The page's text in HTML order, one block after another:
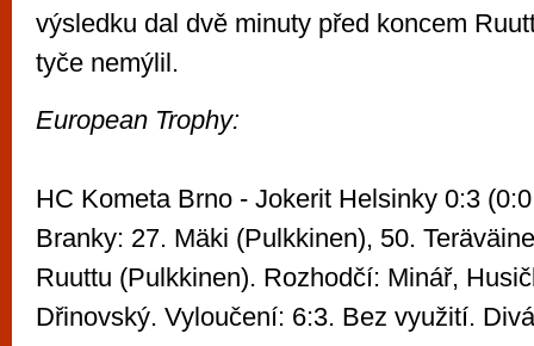
výsledku dal dvě minuty před koncem
tyče nemýlil.
European Trophy:
HC Kometa Brno - Jokerit Helsinky 0:3
Branky: 27. Mäki (Pulkkinen), 50.
Ruuttu (Pulkkinen). Rozhodčí: Minář,
Dřinovský. Vyloučení: 6:3. Bez využití.